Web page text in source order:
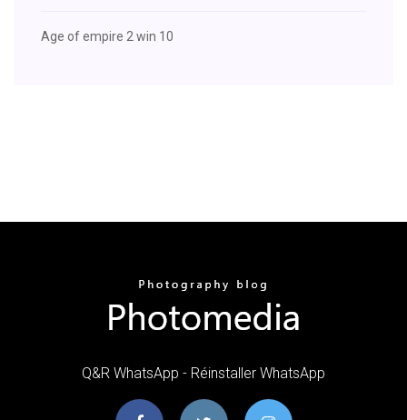
Age of empire 2 win 10
Q&R WhatsApp - Réinstaller WhatsApp